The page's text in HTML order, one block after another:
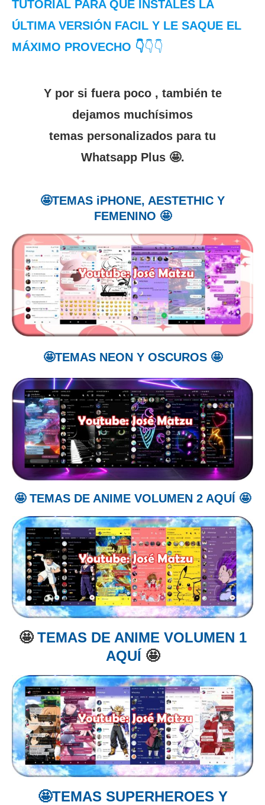
TUTORIAL PARA QUE INSTALES LA
ÚLTIMA VERSIÓN FACIL Y LE SAQUE EL
MÁXIMO PROVECHO 👇👇👇
Y por si fuera poco , también te
dejamos muchísimos
temas personalizados para tu
Whatsapp Plus 🤩.
🤩TEMAS iPHONE, AESTETHIC Y
FEMENINO 🤩
🤩TEMAS NEON Y OSCUROS 🤩
🤩 TEMAS DE ANIME VOLUMEN 2 AQUÍ 🤩
🤩 TEMAS DE ANIME VOLUMEN 1
AQUÍ 🤩
🤩TEMAS SUPERHEROES Y